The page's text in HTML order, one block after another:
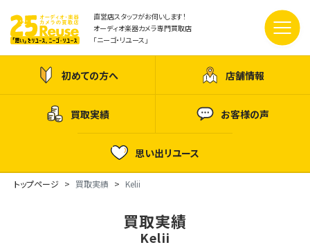
直営店スタッフがお伺いします！
オーディオ楽器カメラ専門買取店
「ニーゴ・リユース」
初めての方へ 店舗情報
買取実績 お客様の声
思い出リユース
トップページ 買取実績 Kelii
買取実績
Kelii